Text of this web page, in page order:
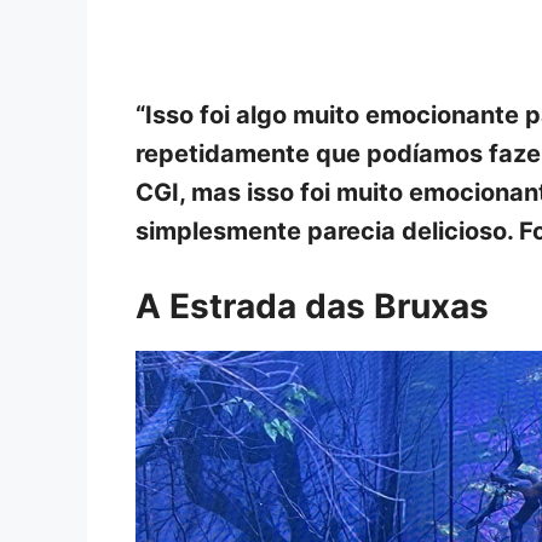
“Isso foi algo muito emocionante
repetidamente que podíamos
CGI, mas isso foi muito
simplesmente parecia delicioso.
A Estrada das Bruxas